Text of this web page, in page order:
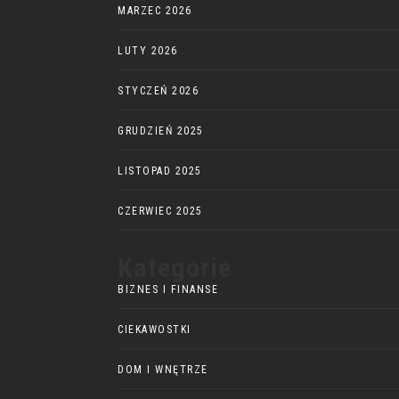
MARZEC 2026
LUTY 2026
STYCZEŃ 2026
GRUDZIEŃ 2025
LISTOPAD 2025
CZERWIEC 2025
BIZNES I FINANSE
CIEKAWOSTKI
DOM I WNĘTRZE